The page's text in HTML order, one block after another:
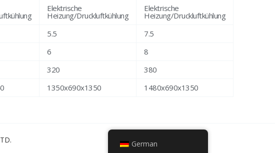
Elektrische
Heizung/Druckluftkühlung
Elektrische
Heizung/Druckluftkühlung
5.5
7.5
6
8
320
380
1350x690x1350 1480x690x1350
German